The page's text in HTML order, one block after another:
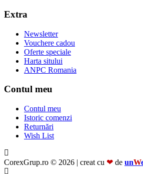
Extra
Newsletter
Vouchere cadou
Oferte speciale
Harta sitului
ANPC Romania
Contul meu
Contul meu
Istoric comenzi
Returnări
Wish List
CorexGrup.ro © 2026 | creat cu ❤ de unW